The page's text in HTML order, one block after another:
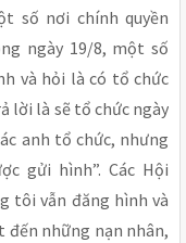
số nơi chính quyền
ngày 19/8, một số
và hỏi là có tổ chức
lời là sẽ tổ chức ngày
anh tổ chức, nhưng
gửi hình”. Các Hội
tôi vẫn đăng hình và
những nạn nhân,